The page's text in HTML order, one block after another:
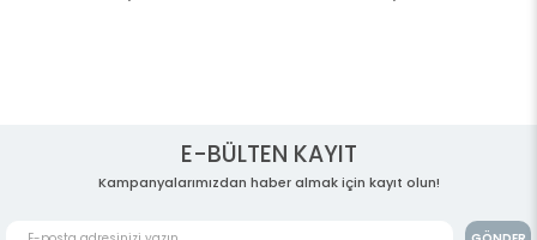
E-BÜLTEN KAYIT
Kampanyalarımızdan haber almak için kayıt olun!